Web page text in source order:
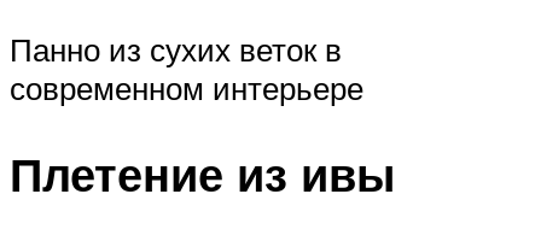
Панно из сухих веток в
современном интерьере
Плетение из ивы